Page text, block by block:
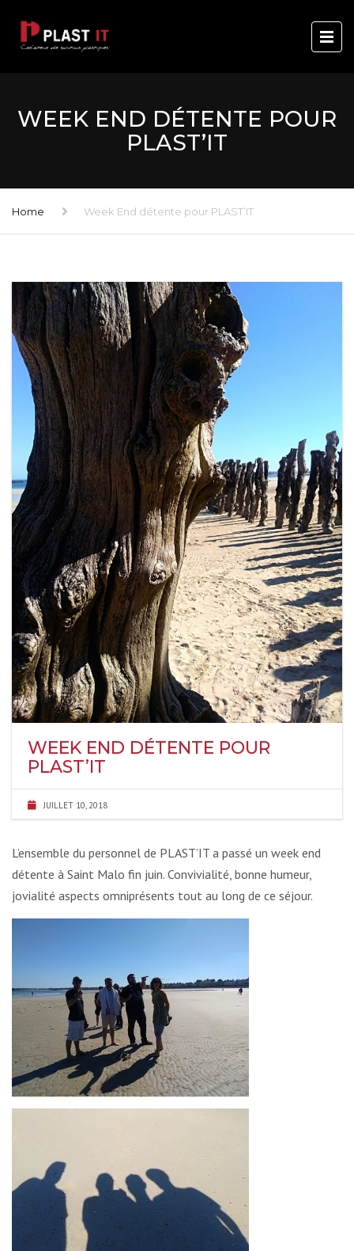
WEEK END DÉTENTE POUR
PLAST’IT
Home Week End détente pour PLAST’IT
WEEK END DÉTENTE POUR
PLAST’IT
JUILLET 10, 2018
L’ensemble du personnel de PLAST’IT a passé un week end
détente à Saint Malo fin juin. Convivialité, bonne humeur,
jovialité aspects omniprésents tout au long de ce séjour.